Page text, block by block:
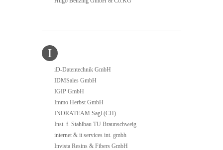
I
iD-Datentechnik GmbH
IDMSales GmbH
IGIP GmbH
Immo Herbst GmbH
INORATEAM Sagl (CH)
Inst. f. Stahlbau TU Braunschweig
internet & it services int. gmbh
Invista Resins & Fibers GmbH